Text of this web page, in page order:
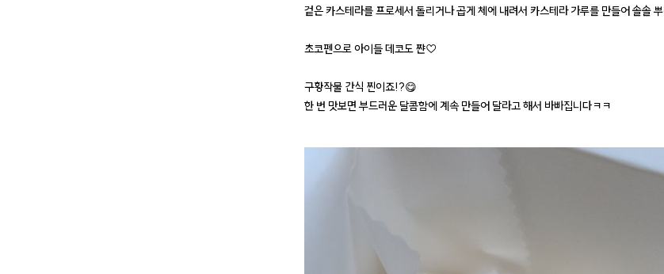
겉은 카스테라를 프로세서 돌리거나 곱게 체에 내려서 카스테라 가루를 만들어 솔솔
초코펜으로 아이들 데코도 쨘♡
구황작물 간식 찐이죠!?😋
한 번 맛보면 부드러운 달콤함에 계속 만들어 달라고 해서 바빠집니다ㅋㅋ